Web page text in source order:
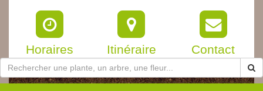
Horaires Itinéraire Contact